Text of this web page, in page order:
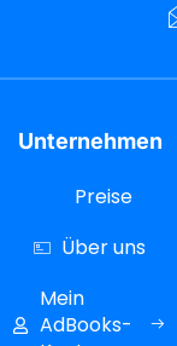
Unternehmen
Preise
Über uns
Mein
AdBooks-